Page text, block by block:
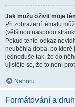
Jak můžu oživit moje
Při zobrazení tématu
(většinou naspodu
Pokud tento odkaz
neuběhla doba, po které
jednoduše tak, že do
ujistěte se, že to není
Nahoru
Formátování a